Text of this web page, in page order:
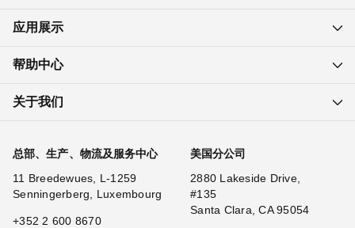
应用展示
帮助中心
关于我们
总部、生产、物流及服务中心
11 Breedewues, L-1259
Senningerberg, Luxembourg
+352 2 600 8670
美国分公司
2880 Lakeside Drive,
#135
Santa Clara, CA 95054